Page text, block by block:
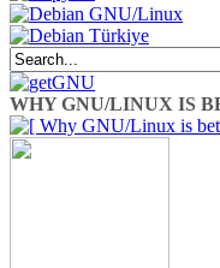
WHY GNU/LINUX IS